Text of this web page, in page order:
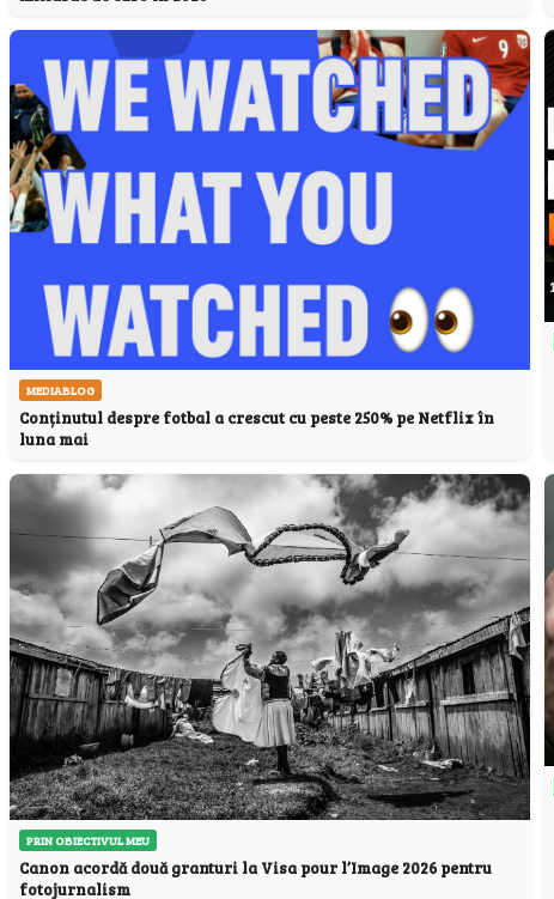
MEDIABLOG
Conținutul despre fotbal a crescut cu peste 250% pe Netflix în
luna mai
PRIN OBIECTIVUL MEU
Canon acordă două granturi la Visa pour l’Image 2026 pentru
fotojurnalism